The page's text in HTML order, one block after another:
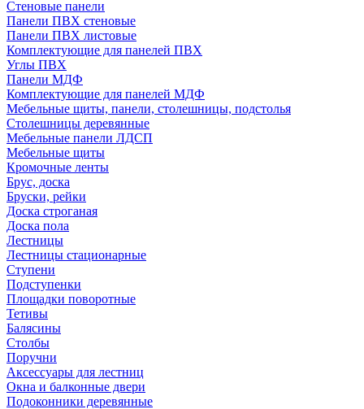
Стеновые панели
Панели ПВХ стеновые
Панели ПВХ листовые
Комплектующие для панелей ПВХ
Углы ПВХ
Панели МДФ
Комплектующие для панелей МДФ
Мебельные щиты, панели, столешницы, подстолья
Столешницы деревянные
Мебельные панели ЛДСП
Мебельные щиты
Кромочные ленты
Брус, доска
Бруски, рейки
Доска строганая
Доска пола
Лестницы
Лестницы стационарные
Ступени
Подступенки
Площадки поворотные
Тетивы
Балясины
Столбы
Поручни
Аксессуары для лестниц
Окна и балконные двери
Подоконники деревянные